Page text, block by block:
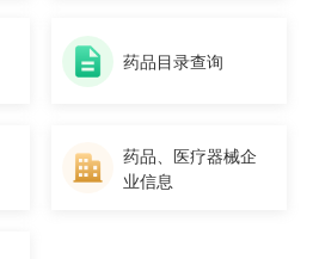
药品目录查询
药品、医疗器械企
业信息